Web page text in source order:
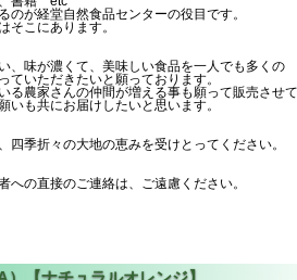
のが経堂自然食品センターの役目です。
そこにあります。
、味が濃くて、美味しい食品を一人でも多くの
ていただきたいと願っております。
る農家さんの仲間が増える事も願って販売させて
いも共にお届けしたいと思います。
四季折々の大地の恵みを受けとってください。
への直接のご連絡は、ご遠慮ください。